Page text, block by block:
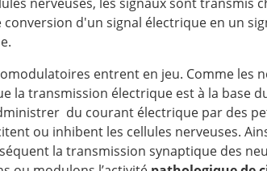
d'un signal électrique en un
entrent en jeu. Comme les
la transmission électrique est à la base
du courant électrique par des
ou inhibent les cellules nerveuses.
la transmission synaptique des